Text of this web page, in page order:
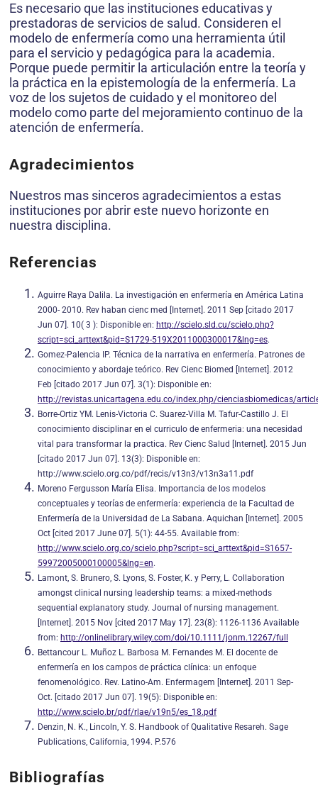
Es necesario que las instituciones educativas y
prestadoras de servicios de salud. Consideren el
modelo de enfermería como una herramienta útil
para el servicio y pedagógica para la academia.
Porque puede permitir la articulación entre la teoría y
la práctica en la epistemología de la enfermería. La
voz de los sujetos de cuidado y el monitoreo del
modelo como parte del mejoramiento continuo de la
atención de enfermería.
Agradecimientos
Nuestros mas sinceros agradecimientos a estas
instituciones por abrir este nuevo horizonte en
nuestra disciplina.
Referencias
Aguirre Raya Dalila. La investigación en enfermería en América Latina
2000- 2010. Rev haban cienc med [Internet]. 2011 Sep [citado 2017
Jun 07]. 10( 3 ): Disponible en: http://scielo.sld.cu/scielo.php?
script=sci_arttext&pid=S1729-519X2011000300017&lng=es.
Gomez-Palencia IP. Técnica de la narrativa en enfermería. Patrones de
conocimiento y abordaje teórico. Rev Cienc Biomed [Internet]. 2012
Feb [citado 2017 Jun 07]. 3(1): Disponible en:
http://revistas.unicartagena.edu.co/index.php/cienciasbiomedicas/
Borre-Ortiz YM. Lenis-Victoria C. Suarez-Villa M. Tafur-Castillo J. El
conocimiento disciplinar en el curriculo de enfermeria: una necesidad
vital para transformar la practica. Rev Cienc Salud [Internet]. 2015 Jun
[citado 2017 Jun 07]. 13(3): Disponible en:
http://www.scielo.org.co/pdf/recis/v13n3/v13n3a11.pdf
Moreno Fergusson María Elisa. Importancia de los modelos
conceptuales y teorías de enfermería: experiencia de la Facultad de
Enfermería de la Universidad de La Sabana. Aquichan [Internet]. 2005
Oct [cited 2017 June 07]. 5(1): 44-55. Available from:
http://www.scielo.org.co/scielo.php?script=sci_arttext&pid=S1657-
59972005000100005&lng=en.
Lamont, S. Brunero, S. Lyons, S. Foster, K. y Perry, L. Collaboration
amongst clinical nursing leadership teams: a mixed-methods
sequential explanatory study. Journal of nursing management.
[Internet]. 2015 Nov [cited 2017 May 17]. 23(8): 1126-1136 Available
from: http://onlinelibrary.wiley.com/doi/10.1111/jonm.12267/full
Bettancour L. Muñoz L. Barbosa M. Fernandes M. El docente de
enfermería en los campos de práctica clínica: un enfoque
fenomenológico. Rev. Latino-Am. Enfermagem [Internet]. 2011 Sep-
Oct. [citado 2017 Jun 07]. 19(5): Disponible en:
http://www.scielo.br/pdf/rlae/v19n5/es_18.pdf
Denzin, N. K., Lincoln, Y. S. Handbook of Qualitative Resareh. Sage
Publications, California, 1994. P.576
Bibliografías